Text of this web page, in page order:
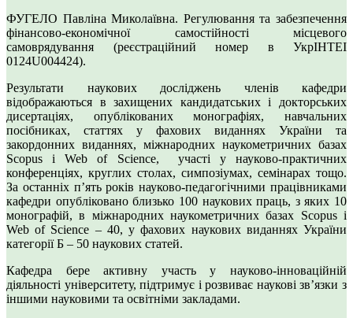
ФУГЕЛО Павліна Миколаївна. Регулювання та забезпечення
фінансово-економічної самостійності місцевого
самоврядування (реєстраційний номер в УкрІНТЕІ
0124U004424).
Результати наукових досліджень членів кафедри
відображаються в захищених кандидатських і докторських
дисертаціях, опублікованих монографіях, навчальних
посібниках, статтях у фахових виданнях України та
закордонних виданнях, міжнародних наукометричних базах
Scopus і Web of Science, участі у науково-практичних
конференціях, круглих столах, симпозіумах, семінарах тощо.
За останніх п’ять років науково-педагогічними працівниками
кафедри опубліковано близько 100 наукових праць, з яких 10
монографій, в міжнародних наукометричних базах Scopus і
Web of Science – 40, у фахових наукових виданнях України
категорії Б – 50 наукових статей.
Кафедра бере активну участь у науково-інноваційній
діяльності університету, підтримує і розвиває наукові зв’язки з
іншими науковими та освітніми закладами.